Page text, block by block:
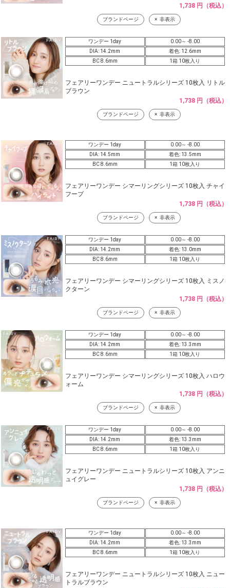
1,738 円（税込）
ブランドページ 非表示
ワンデー 1day
0.00～ -8.00
DIA: 14.2mm
着色: 12.6mm
BC 8.6mm
1箱 10枚入り
フェアリーワンデー ニュートラルシリーズ 10枚入 リトル
ブラウン
1,738 円（税込）
ブランドページ 非表示
ワンデー 1day
0.00～ -8.00
DIA: 14.5mm
着色: 13.5mm
BC 8.6mm
1箱 10枚入り
フェアリーワンデー シマーリングシリーズ 10枚入 チャイ
フープ
1,738 円（税込）
ブランドページ 非表示
ワンデー 1day
0.00～ -8.00
DIA: 14.2mm
着色: 13.0mm
BC 8.6mm
1箱 10枚入り
フェアリーワンデー シマーリングシリーズ 10枚入 ミスノ
クターン
1,738 円（税込）
ブランドページ 非表示
ワンデー 1day
0.00～ -8.00
DIA: 14.2mm
着色: 13.3mm
BC 8.6mm
1箱 10枚入り
フェアリーワンデー シマーリングシリーズ 10枚入 ハロウ
ォーム
1,738 円（税込）
ブランドページ 非表示
ワンデー 1day
0.00～ -8.00
DIA: 14.2mm
着色: 13.3mm
BC 8.6mm
1箱 10枚入り
フェアリーワンデー ニュートラルシリーズ 10枚入 アンニ
ュイグレー
1,738 円（税込）
ブランドページ 非表示
ワンデー 1day
0.00～ -8.00
DIA: 14.2mm
着色: 13.3mm
BC 8.6mm
1箱 10枚入り
フェアリーワンデー ニュートラルシリーズ 10枚入 ニュー
トラルブラウン